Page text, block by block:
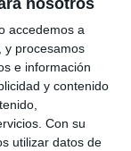
accedemos a
y procesamos
e información
y contenido
Con su
utilizar datos de
Garrido,
cumplan con
y cuenten
las